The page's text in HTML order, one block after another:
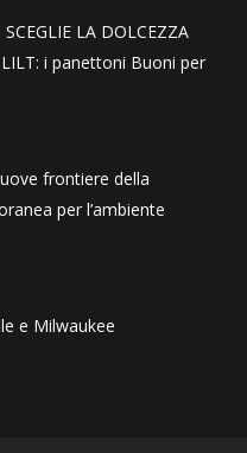
LA DOLCEZZA
i panettoni Buoni per
frontiere della
per l’ambiente
e Milwaukee